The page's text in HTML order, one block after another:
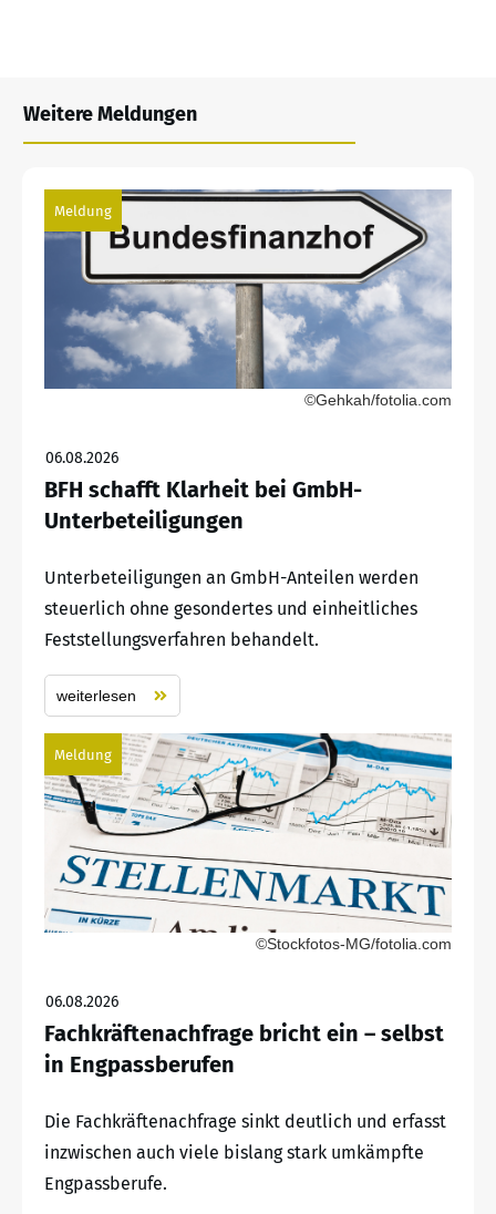
Weitere Meldungen
Meldung
©Gehkah/fotolia.com
06.08.2026
BFH schafft Klarheit bei GmbH-
Unterbeteiligungen
Unterbeteiligungen an GmbH-Anteilen werden
steuerlich ohne gesondertes und einheitliches
Feststellungsverfahren behandelt.
weiterlesen
Meldung
©Stockfotos-MG/fotolia.com
06.08.2026
Fachkräftenachfrage bricht ein – selbst
in Engpassberufen
Die Fachkräftenachfrage sinkt deutlich und erfasst
inzwischen auch viele bislang stark umkämpfte
Engpassberufe.